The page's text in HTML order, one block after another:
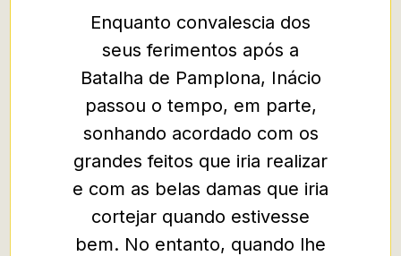
Enquanto convalescia dos
seus ferimentos após a
Batalha de Pamplona, Inácio
passou o tempo, em parte,
sonhando acordado com os
grandes feitos que iria realizar
e com as belas damas que iria
cortejar quando estivesse
bem. No entanto, quando lhe